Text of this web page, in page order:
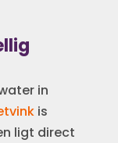
in
is
ligt direct